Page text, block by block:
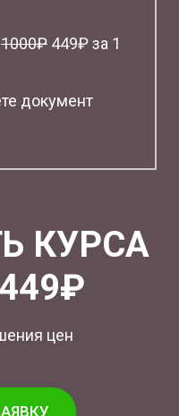
1000₽ 449₽ за 1
документ
КУРСА
цен